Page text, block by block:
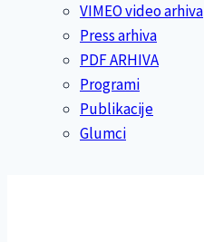
VIMEO video arhiva
Press arhiva
PDF ARHIVA
Programi
Publikacije
Glumci